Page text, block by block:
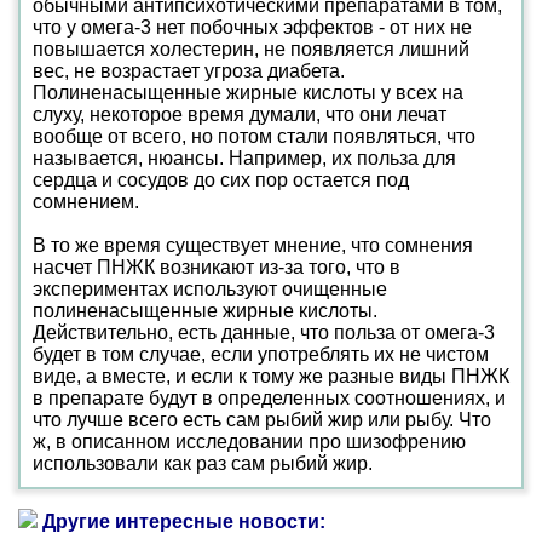
обычными антипсихотическими препаратами в том,
что у омега-3 нет побочных эффектов - от них не
повышается холестерин, не появляется лишний
вес, не возрастает угроза диабета.
Полиненасыщенные жирные кислоты у всех на
слуху, некоторое время думали, что они лечат
вообще от всего, но потом стали появляться, что
называется, нюансы. Например, их польза для
сердца и сосудов до сих пор остается под
сомнением.
В то же время существует мнение, что сомнения
насчет ПНЖК возникают из-за того, что в
экспериментах используют очищенные
полиненасыщенные жирные кислоты.
Действительно, есть данные, что польза от омега-3
будет в том случае, если употреблять их не чистом
виде, а вместе, и если к тому же разные виды ПНЖК
в препарате будут в определенных соотношениях, и
что лучше всего есть сам рыбий жир или рыбу. Что
ж, в описанном исследовании про шизофрению
использовали как раз сам рыбий жир.
Другие интересные новости: